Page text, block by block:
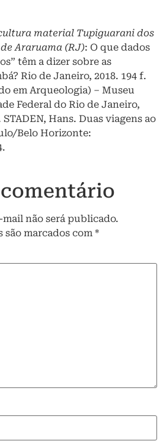
material Tupiguarani dos
Araruama (RJ): O que dados
têm a dizer sobre as
Rio de Janeiro, 2018. 194 f.
em Arqueologia) – Museu
Federal do Rio de Janeiro,
Hans. Duas viagens ao
Belo Horizonte:
mail não será publicado.
marcados com *